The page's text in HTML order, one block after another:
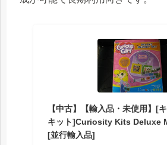
【中古】【輸入品・未使用】[
キット]Curiosity Kits Deluxe
[並行輸入品]